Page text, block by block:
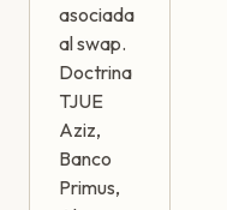
asociada
al swap.
Doctrina
TJUE
Aziz,
Banco
Primus,